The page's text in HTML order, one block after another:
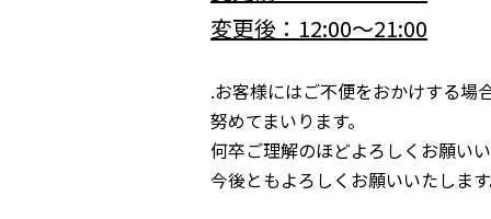
変更後：12:00〜21:00
.お客様にはご不便をおかけする場
努めてまいります。
何卒ご理解のほどよろしくお願い
今後ともよろしくお願いいたしま